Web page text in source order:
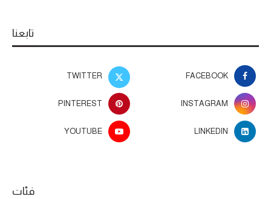
تابعنا
FACEBOOK
TWITTER
INSTAGRAM
PINTEREST
LINKEDIN
YOUTUBE
فئات